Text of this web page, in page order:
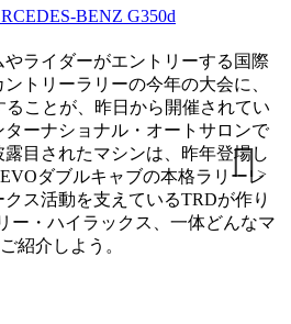
BENZ G350d
ームやライダーがエントリーする
スカントリーラリーの今年の大会
戦することが、昨日から開催され
インターナショナル・オートサロ
お披露目されたマシンは、昨年登
スREVOダブルキャブの本格ラリ
ワークス活動を支えているTRDが
ラリー・ハイラックス、一体どん
をご紹介しよう。
>